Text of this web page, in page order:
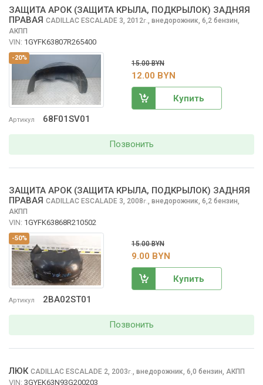
-20%
Артикул 68F01SV01
ЗАЩИТА АРОК (ЗАЩИТА КРЫЛА, ПОДКРЫЛОК) ЗАДНЯЯ
ПРАВАЯ CADILLAC ESCALADE 3, 2012г., внедорожник, 6,2 бензин,
АКПП
VIN: 1GYFK63807R265400
15.00 BYN
12.00 BYN
Купить
Позвонить
-50%
Артикул 2BA02ST01
ЗАЩИТА АРОК (ЗАЩИТА КРЫЛА, ПОДКРЫЛОК) ЗАДНЯЯ
ПРАВАЯ CADILLAC ESCALADE 3, 2008г., внедорожник, 6,2 бензин,
АКПП
VIN: 1GYFK63868R210502
15.00 BYN
9.00 BYN
Купить
Позвонить
ЛЮК CADILLAC ESCALADE 2, 2003г., внедорожник, 6,0 бензин, АКПП
VIN: 3GYEK63N93G200203